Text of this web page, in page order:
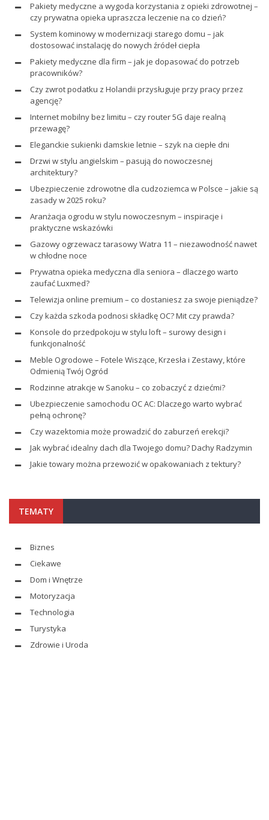
Pakiety medyczne a wygoda korzystania z opieki zdrowotnej –
czy prywatna opieka upraszcza leczenie na co dzień?
System kominowy w modernizacji starego domu – jak
dostosować instalację do nowych źródeł ciepła
Pakiety medyczne dla firm – jak je dopasować do potrzeb
pracowników?
Czy zwrot podatku z Holandii przysługuje przy pracy przez
agencję?
Internet mobilny bez limitu – czy router 5G daje realną
przewagę?
Eleganckie sukienki damskie letnie – szyk na ciepłe dni
Drzwi w stylu angielskim – pasują do nowoczesnej
architektury?
Ubezpieczenie zdrowotne dla cudzoziemca w Polsce – jakie są
zasady w 2025 roku?
Aranżacja ogrodu w stylu nowoczesnym – inspiracje i
praktyczne wskazówki
Gazowy ogrzewacz tarasowy Watra 11 – niezawodność nawet
w chłodne noce
Prywatna opieka medyczna dla seniora – dlaczego warto
zaufać Luxmed?
Telewizja online premium – co dostaniesz za swoje pieniądze?
Czy każda szkoda podnosi składkę OC? Mit czy prawda?
Konsole do przedpokoju w stylu loft – surowy design i
funkcjonalność
Meble Ogrodowe – Fotele Wiszące, Krzesła i Zestawy, które
Odmienią Twój Ogród
Rodzinne atrakcje w Sanoku – co zobaczyć z dziećmi?
Ubezpieczenie samochodu OC AC: Dlaczego warto wybrać
pełną ochronę?
Czy wazektomia może prowadzić do zaburzeń erekcji?
Jak wybrać idealny dach dla Twojego domu? Dachy Radzymin
Jakie towary można przewozić w opakowaniach z tektury?
TEMATY
Biznes
Ciekawe
Dom i Wnętrze
Motoryzacja
Technologia
Turystyka
Zdrowie i Uroda